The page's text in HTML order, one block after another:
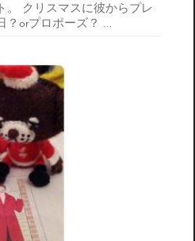
。 クリスマスに彼からプレ
？orプロポーズ？ …